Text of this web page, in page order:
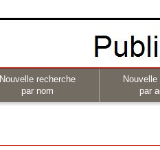
Nouvelle recherche
par nom
par